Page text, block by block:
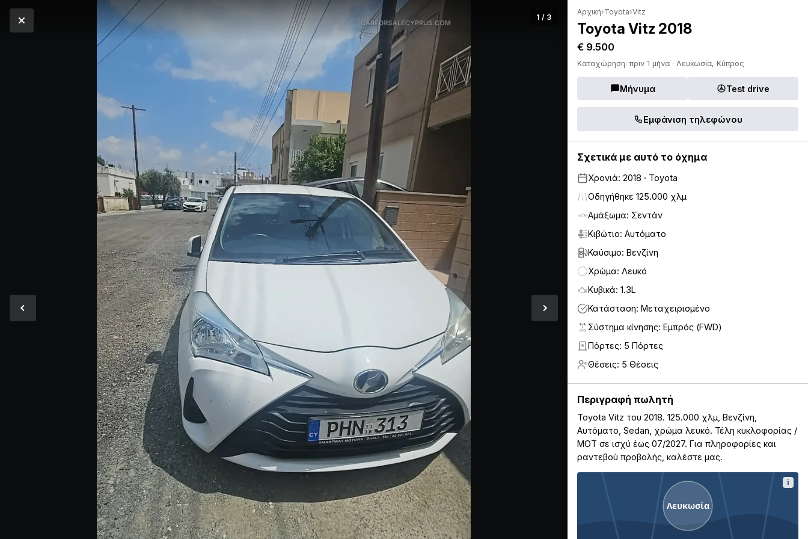
1 / 3
Αρχική›Toyota›Vitz
Toyota Vitz 2018
€ 9.500
Καταχώρηση: πριν 1 μήνα · Λευκωσία, Κύπρος
Μήνυμα Test drive
Εμφάνιση τηλεφώνου
Σχετικά με αυτό το όχημα
Χρονιά: 2018 · Toyota
Οδηγήθηκε 125.000 χλμ
Αμάξωμα: Σεντάν
Κιβώτιο: Αυτόματο
Καύσιμο: Βενζίνη
Χρώμα: Λευκό
Κυβικά: 1.3L
Κατάσταση: Μεταχειρισμένο
Σύστημα κίνησης: Εμπρός (FWD)
5 Πόρτες: 5 Πόρτες
5 Θέσεις: 5 Θέσεις
Περιγραφή πωλητή
Toyota Vitz του 2018. 125.000 χλμ, Βενζίνη,
Αυτόματο, Sedan, χρώμα λευκό. Τέλη κυκλοφορίας /
ΜΟΤ σε ισχύ έως 07/2027. Για πληροφορίες και
ραντεβού προβολής, καλέστε μας.
Λευκωσία
i